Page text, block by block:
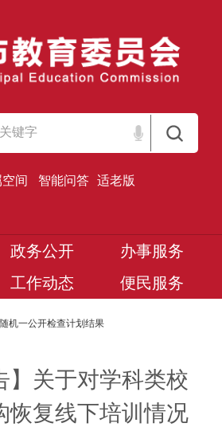
间 智能问答 适老版
政务公开
办事服务
工作动态 便民服务
机一公开检查计划结果
】关于对学科类校
恢复线下培训情况